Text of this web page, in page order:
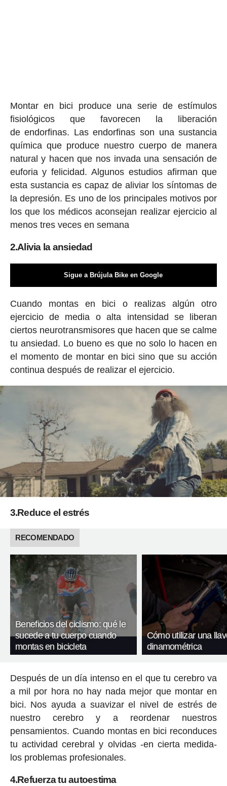
Montar en bici produce una serie de estímulos
fisiológicos que favorecen la liberación
deendorfinas. Las endorfinas son una sustancia
química que produce nuestro cuerpo de manera
natural y hacen que nos invada una sensación de
euforia y felicidad. Algunos estudios afirman que
esta sustancia es capaz de aliviar los síntomas de
la depresión. Es uno de los principales motivos por
los que los médicos aconsejan realizar ejercicio al
menos tres veces en semana
2.Alivia la ansiedad
Sigue a Brújula Bike en Google
Cuando montas en bici o realizas algún otro
ejercicio de media o alta intensidad se liberan
ciertos neurotransmisores que hacen que se calme
tu ansiedad. Lo bueno es que no solo lo hacen en
el momento de montar en bici sino que su acción
continua después de realizar el ejercicio.
3.Reduce el estrés
RECOMENDADO
Beneficios del ciclismo: qué le
sucede a tu cuerpo cuando
montas en bicicleta
Cómo utilizar una
dinamométrica
Después de un día intenso en el que tu cerebro va
a mil por hora no hay nada mejor que montar en
bici. Nos ayuda a suavizar el nivel de estrés de
nuestro cerebro y a reordenar nuestros
pensamientos. Cuando montas en bici reconduces
tu actividad cerebral y olvidas -en cierta medida-
los problemas profesionales.
4.Refuerza tu autoestima